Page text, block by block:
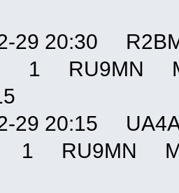
29 20:30
1 RU9MN
29 20:15
1 RU9MN